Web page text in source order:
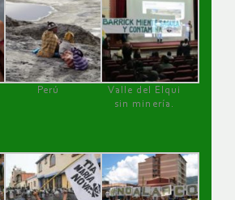
Perú
Valle del Elqui
sin minería.